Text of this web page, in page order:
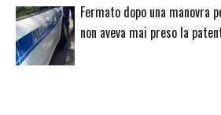
Fermato dopo una manovra
non aveva mai preso la